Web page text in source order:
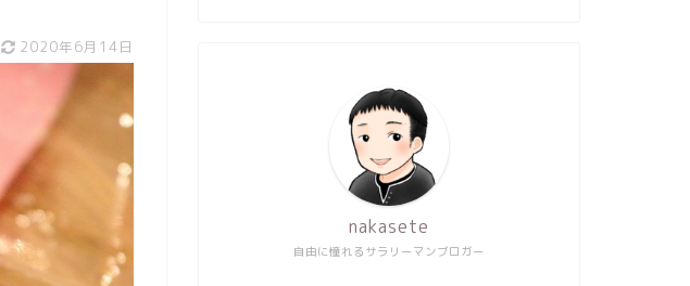
2020年6月14日
自由に憧れるサラリーマンブロガー
nakasete